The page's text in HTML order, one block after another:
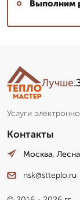
Выполним
Лучше
Услуги
Контакты
Москва,
nsk@stteplo.ru